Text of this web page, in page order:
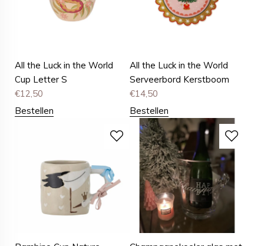
All the Luck in the World
Cup Letter S
€12,50
Bestellen
All the Luck in the World
Serveerbord Kerstboom
€14,50
Bestellen